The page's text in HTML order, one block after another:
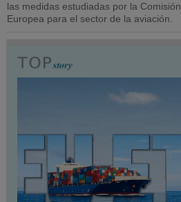
las medidas estudiadas por la Comisión
Europea para el sector de la aviación.